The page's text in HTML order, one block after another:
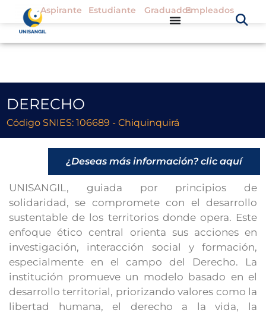
Aspirante Estudiante GraduadosEmpleados
DERECHO
Código SNIES: 106689 - Chiquinquirá
¿Deseas más información? clic aquí
UNISANGIL, guiada por principios de
solidaridad, se compromete con el desarrollo
sustentable de los territorios donde opera. Este
enfoque ético central orienta sus acciones en
investigación, interacción social y formación,
especialmente en el campo del Derecho. La
institución promueve un modelo basado en el
desarrollo territorial, priorizando valores como la
libertad humana, el derecho a la vida, la